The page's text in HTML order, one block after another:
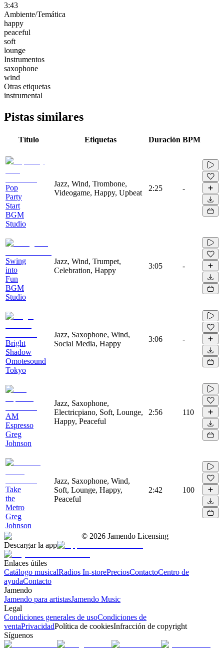
3:43
Ambiente/Temática
happy
peaceful
soft
lounge
Instrumentos
saxophone
wind
Otras etiquetas
instrumental
Pistas similares
Título Etiquetas Duración BPM
Pop
Party
Start
BGM
Studio
Jazz, Wind, Trombone,
Videogame, Happy, Upbeat
2:25 -
Swing
into
Fun
BGM
Studio
Jazz, Wind, Trumpet,
Celebration, Happy
3:05 -
Bright
Shadow
Omotesound
Tokyo
Jazz, Saxophone, Wind,
Social Media, Happy
3:06 -
AM
Espresso
Greg
Johnson
Jazz, Saxophone,
Electricpiano, Soft, Lounge,
Happy, Peaceful
2:56 110
Take
the
Metro
Greg
Johnson
Jazz, Saxophone, Wind,
Soft, Lounge, Happy,
Peaceful
2:42 100
© 2026 Jamendo Licensing
Descargar la app
Enlaces útiles
Catálogo musicalRadios In-storePreciosContactoCentro de
ayudaContacto
Jamendo
Jamendo para artistasJamendo Music
Legal
Condiciones generales de usoCondiciones de
ventaPrivacidadPolítica de cookiesInfracción de copyright
Síguenos